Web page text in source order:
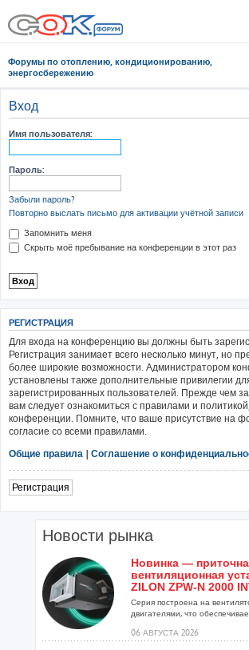
Форумы по отоплению, кондиционированию,
энергосбережению
Вход
Имя пользователя:
Пароль:
Забыли пароль?
Повторно выслать письмо для активации учётной записи
Запомнить меня
Скрыть моё пребывание на конференции в этот раз
РЕГИСТРАЦИЯ
Для входа на конференцию вы должны быть
Регистрация занимает всего несколько минут, но
более широкие возможности. Администратором
установлены также дополнительные привилегии
зарегистрированных пользователей. Прежде чем
вам следует ознакомиться с правилами и
конференции. Помните, что ваше присутствие на
согласие со всеми правилами.
Общие правила | Соглашение о
Регистрация
Новости рынка
Новинка —
вентиляционная
ZILON ZPW-N 2000
Серия построена на
двигателями, что
06 АВГУСТА 2026